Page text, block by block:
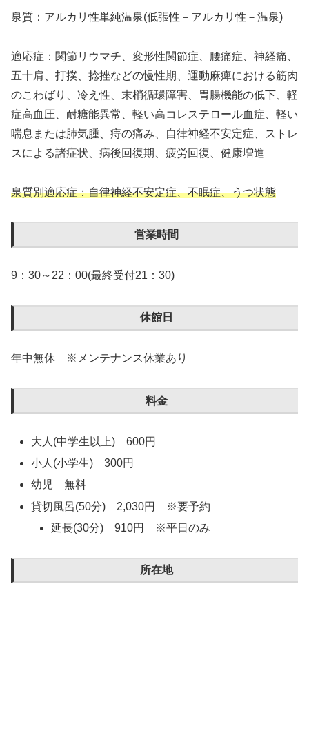
泉質：アルカリ性単純温泉(低張性－アルカリ性－温泉)
適応症：関節リウマチ、変形性関節症、腰痛症、神経痛、
五十肩、打撲、捻挫などの慢性期、運動麻痺における筋肉
のこわばり、冷え性、末梢循環障害、胃腸機能の低下、軽
症高血圧、耐糖能異常、軽い高コレステロール血症、軽い
喘息または肺気腫、痔の痛み、自律神経不安定症、ストレ
スによる諸症状、病後回復期、疲労回復、健康増進
泉質別適応症：自律神経不安定症、不眠症、うつ状態
営業時間
9：30～22：00(最終受付21：30)
休館日
年中無休 ※メンテナンス休業あり
料金
大人(中学生以上) 600円
小人(小学生) 300円
幼児 無料
貸切風呂(50分) 2,030円 ※要予約
延長(30分) 910円 ※平日のみ
所在地